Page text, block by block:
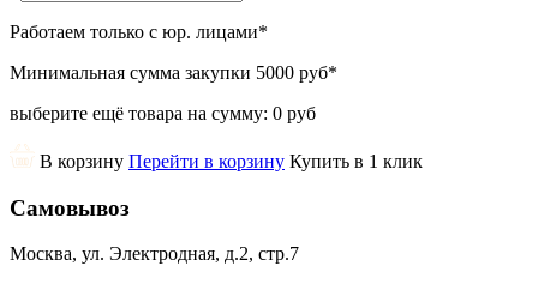
Работаем только с юр. лицами*
Минимальная сумма закупки 5000 руб*
выберите ещё товара на сумму: 0 руб
В корзину Перейти в корзину Купить в 1 клик
Самовывоз
Москва, ул. Электродная, д.2, стр.7